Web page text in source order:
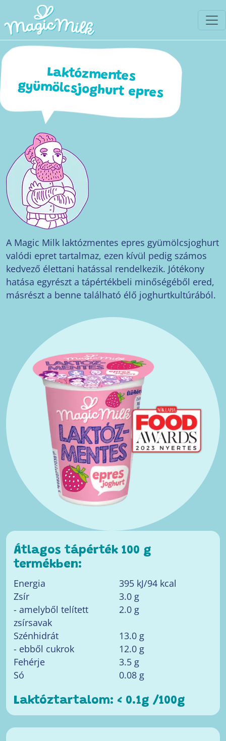
Laktózmentes
gyümölcsjoghurt epres
A Magic Milk laktózmentes epres gyümölcsjoghurt
valódi epret tartalmaz, ezen kívül pedig számos
kedvező élettani hatással rendelkezik. Jótékony
hatása egyrészt a tápértékbeli minőségéből ered,
másrészt a benne található élő joghurtkultúrából.
Átlagos tápérték 100 g
termékben:
Energia
395 kJ/94 kcal
Zsír
- amelyből telített
zsírsavak
3.0 g
2.0 g
Szénhidrát
- ebből cukrok
13.0 g
12.0 g
Fehérje
3.5 g
Só
0.08 g
Laktóztartalom: < 0.1g /100g